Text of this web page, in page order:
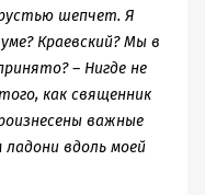
шепчет. Я
Краевский? Мы в
– Нигде не
как священник
важные
вдоль моей